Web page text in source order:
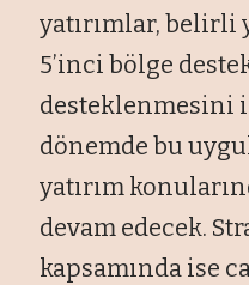
yatırımlar, belirli
5’inci bölge
desteklenmesini
dönemde bu
yatırım
devam edecek.
kapsamında ise